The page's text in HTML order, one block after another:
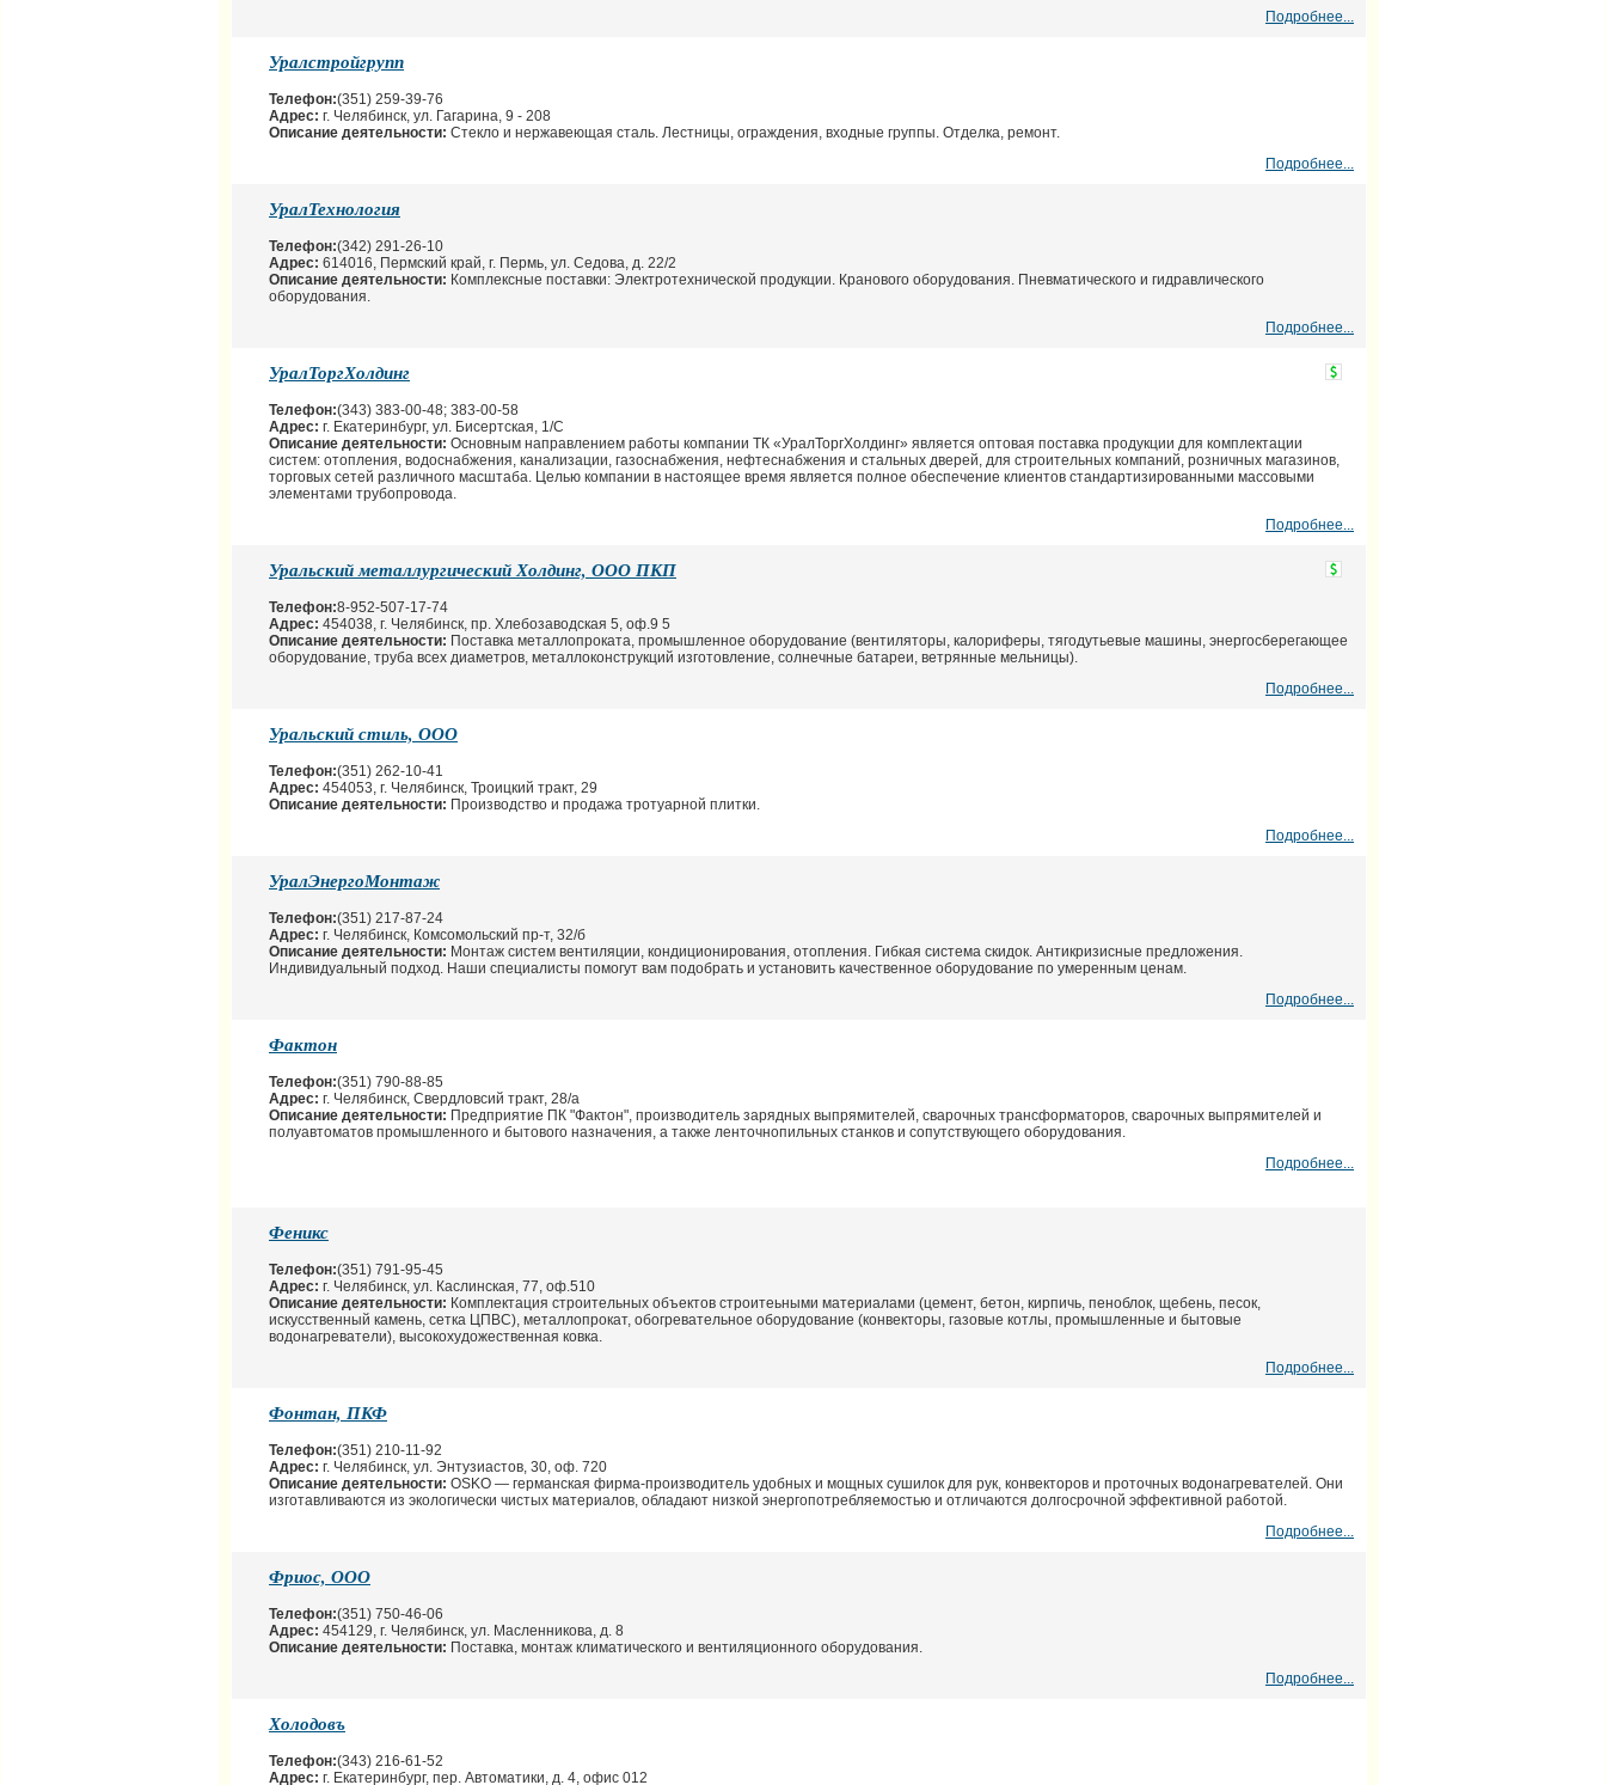
Подробнее...
Уралстройгрупп
Телефон:(351) 259-39-76
Адрес: г. Челябинск, ул. Гагарина, 9 - 208
Описание деятельности: Стекло и нержавеющая сталь. Лестницы, ограждения, входные группы. Отделка, ремонт.
Подробнее...
УралТехнология
Телефон:(342) 291-26-10
Адрес: 614016, Пермский край, г. Пермь, ул. Седова, д. 22/2
Описание деятельности: Комплексные поставки: Электротехнической продукции. Кранового оборудования. Пневматического и гидравлического
оборудования.
Подробнее...
УралТоргХолдинг
Телефон:(343) 383-00-48; 383-00-58
Адрес: г. Екатеринбург, ул. Бисертская, 1/С
Описание деятельности: Основным направлением работы компании ТК «УралТоргХолдинг» является оптовая поставка продукции для комплектации
систем: отопления, водоснабжения, канализации, газоснабжения, нефтеснабжения и стальных дверей, для строительных компаний, розничных магазинов,
торговых сетей различного масштаба. Целью компании в настоящее время является полное обеспечение клиентов стандартизированными массовыми
элементами трубопровода.
Подробнее...
Уральский металлургический Холдинг, ООО ПКП
Телефон:8-952-507-17-74
Адрес: 454038, г. Челябинск, пр. Хлебозаводская 5, оф.9 5
Описание деятельности: Поставка металлопроката, промышленное оборудование (вентиляторы, калориферы, тягодутьевые машины, энергосберегающее
оборудование, труба всех диаметров, металлоконструкций изготовление, солнечные батареи, ветрянные мельницы).
Подробнее...
Уральский стиль, ООО
Телефон:(351) 262-10-41
Адрес: 454053, г. Челябинск, Троицкий тракт, 29
Описание деятельности: Производство и продажа тротуарной плитки.
Подробнее...
УралЭнергоМонтаж
Телефон:(351) 217-87-24
Адрес: г. Челябинск, Комсомольский пр-т, 32/б
Описание деятельности: Монтаж систем вентиляции, кондиционирования, отопления. Гибкая система скидок. Антикризисные предложения.
Индивидуальный подход. Наши специалисты помогут вам подобрать и установить качественное оборудование по умеренным ценам.
Подробнее...
Фактон
Телефон:(351) 790-88-85
Адрес: г. Челябинск, Свердловсий тракт, 28/а
Описание деятельности: Предприятие ПК "Фактон", производитель зарядных выпрямителей, сварочных трансформаторов, сварочных выпрямителей и
полуавтоматов промышленного и бытового назначения, а также ленточнопильных станков и сопутствующего оборудования.
Подробнее...
Феникс
Телефон:(351) 791-95-45
Адрес: г. Челябинск, ул. Каслинская, 77, оф.510
Описание деятельности: Комплектация строительных объектов строитеьными материалами (цемент, бетон, кирпичь, пеноблок, щебень, песок,
искусственный камень, сетка ЦПВС), металлопрокат, обогревательное оборудование (конвекторы, газовые котлы, промышленные и бытовые
водонагреватели), высокохудожественная ковка.
Подробнее...
Фонтан, ПКФ
Телефон:(351) 210-11-92
Адрес: г. Челябинск, ул. Энтузиастов, 30, оф. 720
Описание деятельности: OSKO — германская фирма-производитель удобных и мощных сушилок для рук, конвекторов и проточных водонагревателей. Они
изготавливаются из экологически чистых материалов, обладают низкой энергопотребляемостью и отличаются долгосрочной эффективной работой.
Подробнее...
Фриос, ООО
Телефон:(351) 750-46-06
Адрес: 454129, г. Челябинск, ул. Масленникова, д. 8
Описание деятельности: Поставка, монтаж климатического и вентиляционного оборудования.
Подробнее...
Холодовъ
Телефон:(343) 216-61-52
Адрес: г. Екатеринбург, пер. Автоматики, д. 4, офис 012